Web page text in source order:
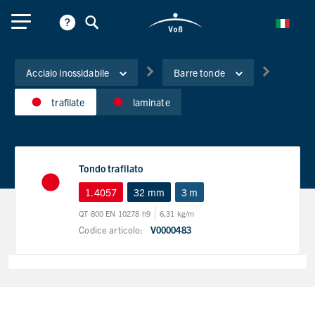
Acciaio inossidabile Barre tonde
trafilate laminate
Tondo trafilato
1.4057
32 mm 3 m
QT 800 EN 10278 h9 6,31 kg/m
Codice articolo: V0000483